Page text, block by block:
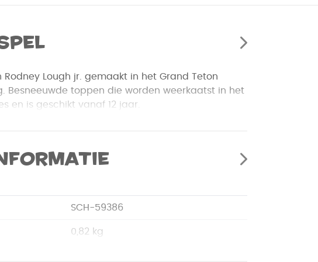
Rodney Lough jr. gemaakt in het Grand Teton
Besneeuwde toppen die worden weerkaatst in het
en is geschikt vanaf 12 jaar.
SCH-59386
0,82 kg